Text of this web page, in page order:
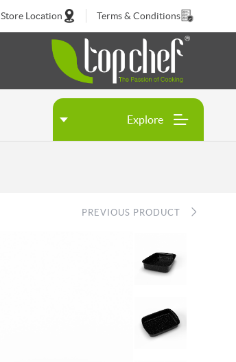
Terms & Conditions
Store Location
Explore